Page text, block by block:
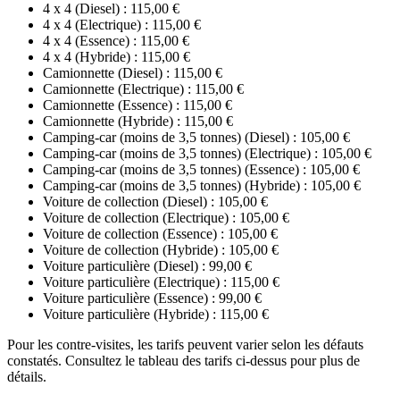
4 x 4 (Diesel) : 115,00 €
4 x 4 (Electrique) : 115,00 €
4 x 4 (Essence) : 115,00 €
4 x 4 (Hybride) : 115,00 €
Camionnette (Diesel) : 115,00 €
Camionnette (Electrique) : 115,00 €
Camionnette (Essence) : 115,00 €
Camionnette (Hybride) : 115,00 €
Camping-car (moins de 3,5 tonnes) (Diesel) : 105,00 €
Camping-car (moins de 3,5 tonnes) (Electrique) : 105,00 €
Camping-car (moins de 3,5 tonnes) (Essence) : 105,00 €
Camping-car (moins de 3,5 tonnes) (Hybride) : 105,00 €
Voiture de collection (Diesel) : 105,00 €
Voiture de collection (Electrique) : 105,00 €
Voiture de collection (Essence) : 105,00 €
Voiture de collection (Hybride) : 105,00 €
Voiture particulière (Diesel) : 99,00 €
Voiture particulière (Electrique) : 115,00 €
Voiture particulière (Essence) : 99,00 €
Voiture particulière (Hybride) : 115,00 €
Pour les contre-visites, les tarifs peuvent varier selon les défauts
constatés. Consultez le tableau des tarifs ci-dessus pour plus de
détails.